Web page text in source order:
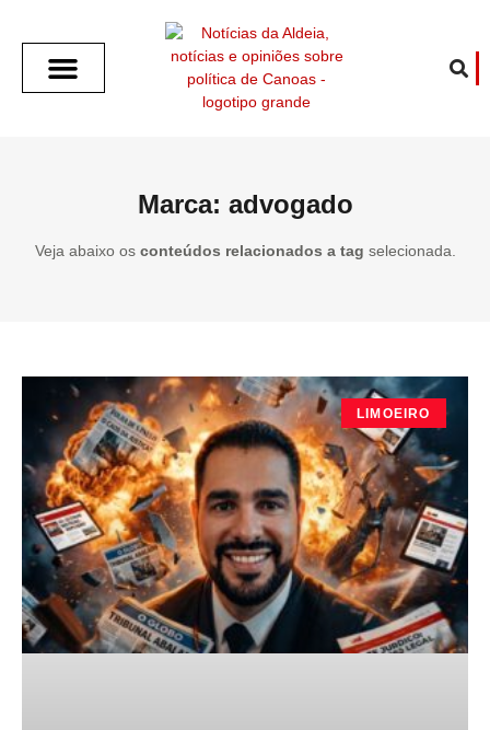
Marca: advogado
Veja abaixo os conteúdos relacionados a tag selecionada.
LIMOEIRO